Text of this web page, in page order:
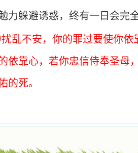
力躲避诱惑，终有一日会完
乱不安，你的罪过要使你
依靠心，若你忠信侍奉圣母
的死。